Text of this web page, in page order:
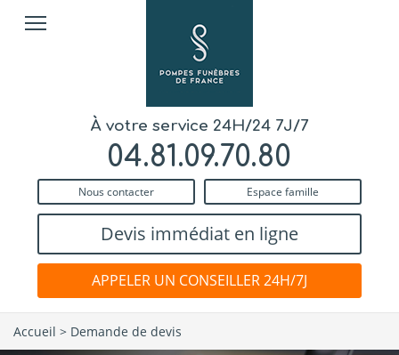
À votre service 24H/24 7J/7
04.81.09.70.80
Nous contacter Espace famille
Devis immédiat en ligne
APPELER UN CONSEILLER 24H/7J
Accueil > Demande de devis